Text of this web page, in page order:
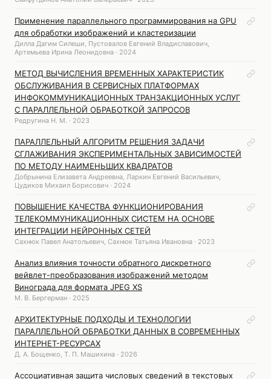
Применение параллельного программирования на GPU
для обработки изображений и кластеризации
Дилла Дагим Силеши, Пустовалов Евгений Владиславович,
Артемьева Ирина Леонидовна · 2024
МЕТОД ВЫЧИСЛЕНИЯ ВРЕМЕННЫХ ХАРАКТЕРИСТИК
ОБСЛУЖИВАНИЯ В СЕРВИСНЫХ ПЛАТФОРМАХ
ИНФОКОММУНИКАЦИОННЫХ ТРАНЗАКЦИОННЫХ УСЛУГ
С ПАРАЛЛЕЛЬНОЙ ОБРАБОТКОЙ ЗАПРОСОВ
Редругина Н. М. · 2023
ПАРАЛЛЕЛЬНЫЙ АЛГОРИТМ РЕШЕНИЯ ЗАДАЧИ
СГЛАЖИВАНИЯ ЭКСПЕРИМЕНТАЛЬНЫХ ЗАВИСИМОСТЕЙ
ПО МЕТОДУ НАИМЕНЬШИХ КВАДРАТОВ
Добрынина Елизавета Андреевна, Ларкин Евгений Васильевич,
Цудиков Михаил Борисович · 2024
ПОВЫШЕНИЕ КАЧЕСТВА ФУНКЦИОНИРОВАНИЯ
ТЕЛЕКОММУНИКАЦИОННЫХ СИСТЕМ НА ОСНОВЕ
ИНТЕГРАЦИИ НЕЙРОННЫХ СЕТЕЙ
Сахнюк Павел Анатольевич, Сахнюк Татьяна Ивановна · 2023
Анализ влияния точности обратного дискретного
вейвлет-преобразования изображений методом
Винограда для формата JPEG XS
М. В. Бергерман · 2025
АРХИТЕКТУРНЫЕ ПОДХОДЫ И ТЕХНОЛОГИИ
ПАРАЛЛЕЛЬНОЙ ОБРАБОТКИ ДАННЫХ В СОВРЕМЕННЫХ
ИНТЕРНЕТ-РЕСУРСАХ
Д. А. Бощенко, Т. П. Машихина · 2026
Ассоциативная защита числовых сведений в текстовых